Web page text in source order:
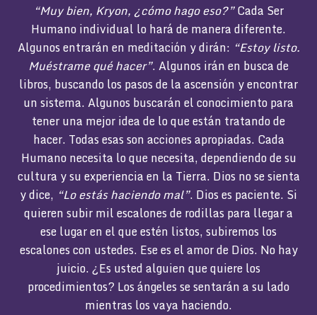
“Muy bien, Kryon, ¿cómo hago eso?”Cada Ser
Humano individual lo hará de manera diferente.
Algunos entrarán en meditación y dirán: “Estoy listo.
Muéstrame qué hacer”. Algunos irán en busca de
libros, buscando los pasos de la ascensión y encontrar
un sistema. Algunos buscarán el conocimiento para
tener una mejor idea de lo que están tratando de
hacer. Todas esas son acciones apropiadas. Cada
Humano necesita lo que necesita, dependiendo de su
cultura y su experiencia en la Tierra. Dios no se sienta
y dice, “Lo estás haciendo mal”. Dios es paciente. Si
quieren subir mil escalones de rodillas para llegar a
ese lugar en el que estén listos, subiremos los
escalones con ustedes. Ese es el amor de Dios. No hay
juicio. ¿Es usted alguien que quiere los
procedimientos? Los ángeles se sentarán a su lado
mientras los vaya haciendo.